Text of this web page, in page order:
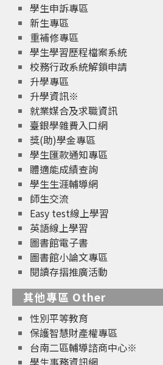
學生申訴專區
新生專區
重補修專區
學生學習歷程檔案系統
校務行政系統解鎖申請
升學專區
升學資訊※
就業媒合及求職資訊
臺銀學雜費入口網
獎(助)學金專區
學生匯款通知專區
體適能成績查詢
學生生涯輔導網
師生交流
Easy test線上學習
英語線上學習
圖書館電子書
圖書館小論文專區
閱讀存摺推廣活動
其他專區 Other
性別平等教育
保護智慧財產權專區
台南二區輔導諮商中心※